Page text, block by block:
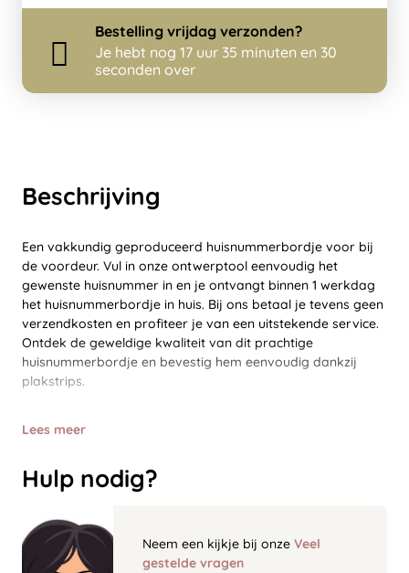
Beschrijving
Een vakkundig geproduceerd huisnummerbordje voor bij
de voordeur. Vul in onze ontwerptool eenvoudig het
gewenste huisnummer in en je ontvangt binnen 1 werkdag
het huisnummerbordje in huis. Bij ons betaal je tevens geen
verzendkosten en profiteer je van een uitstekende service.
Ontdek de geweldige kwaliteit van dit prachtige
huisnummerbordje en bevestig hem eenvoudig dankzij
plakstrips.
Lees meer
Hulp nodig?
Neem een kijkje bij onze Veel
gestelde vragen
Bestelling vrijdag verzonden?
Je hebt nog 17 uur 35 minuten en 30
seconden over